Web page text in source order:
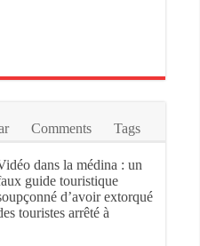
Comments Tags
dans la médina : un
guide touristique
d’avoir extorqué
touristes arrêté à